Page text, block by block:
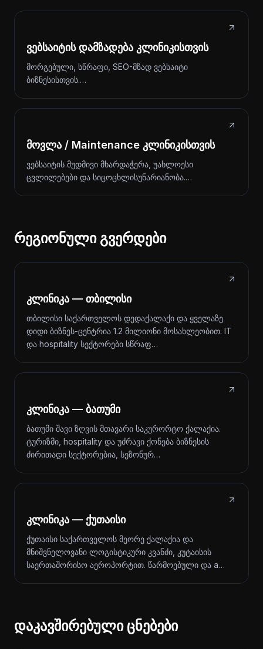
ვებსაიტის დამზადება კლინიკისთვის
მორგებული, სწრაფი, SEO-მზად ვებსაიტი
ბიზნესისთვის.…
მოვლა / Maintenance კლინიკისთვის
ვებსაიტის მუდმივი მხარდაჭერა, უახლოესი
ცვლილებები და სიცოცხლისუნარიანობა.…
რეგიონული გვერდები
კლინიკა — თბილისი
თბილისი საქართველოს დედაქალაქი და ყველაზე
დიდი ბიზნეს-ცენტრია 1.2 მილიონი მოსახლეობით. IT
და hospitality სექტორები სწრაფ…
კლინიკა — ბათუმი
ბათუმი შავი ზღვის მთავარი საკურორტო ქალაქია.
ტურიზმი, hospitality და უძრავი ქონება ბიზნესის
ძირითადი სექტორებია, სეზონურ…
კლინიკა — ქუთაისი
ქუთაისი საქართველოს მეორე ქალაქია და
მნიშვნელოვანი ლოგისტიკური კვანძი, კუტაისის
საერთაშორისო აეროპორტით. წარმოებული და a…
დაკავშირებული ცნებები